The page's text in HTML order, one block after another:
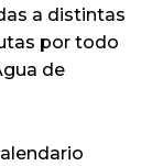
a distintas
por todo
de